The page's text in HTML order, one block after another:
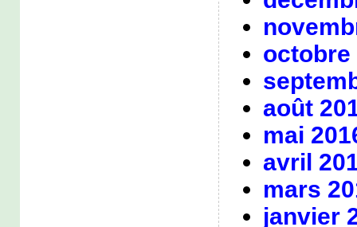
octobre
août
mai
avril
mars
janvier